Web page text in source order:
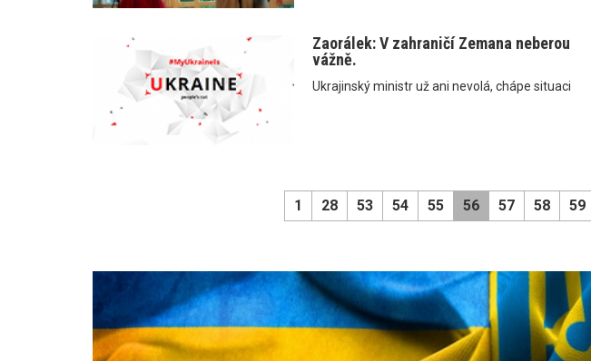
Zaorálek: V zahraničí Zemana neberou
vážně.
Ukrajinský ministr už ani nevolá, chápe situaci
1 28 53 54 55 56 57 58 59